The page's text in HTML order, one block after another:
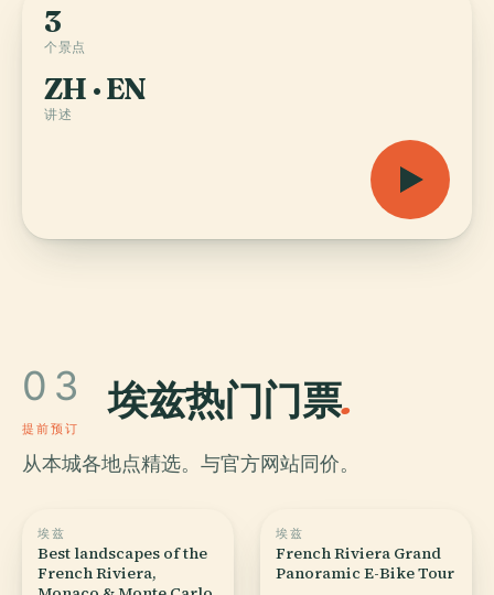
3
个景点
ZH · EN
讲述
03 埃兹热门门票.
提前预订
从本城各地点精选。与官方网站同价。
埃兹
Best landscapes of the
French Riviera,
埃兹
French Riviera Grand
Panoramic E-Bike Tour